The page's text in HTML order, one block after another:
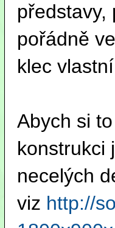
představy,
pořádně
klec
Abych si
konstrukci
necelých
viz http://